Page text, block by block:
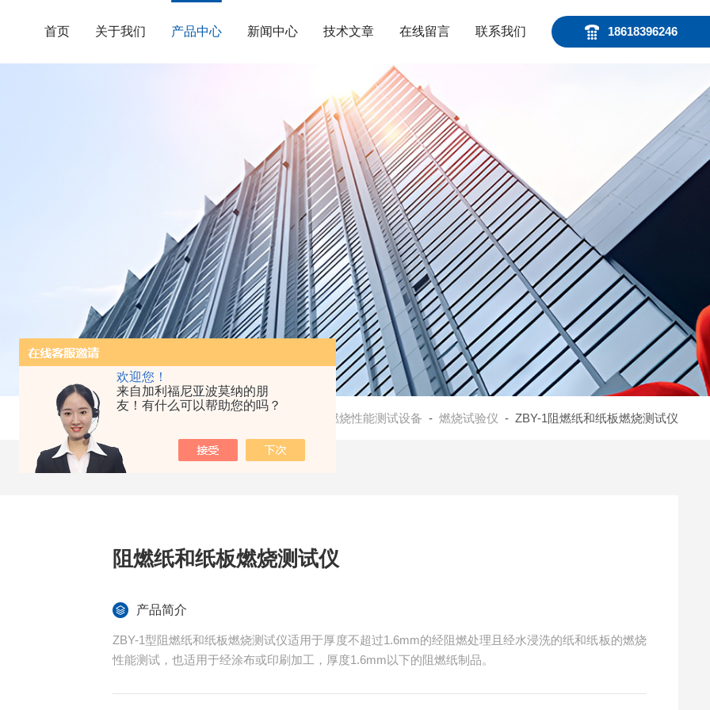
欢迎您！
来自加利福尼亚波莫纳的朋
友！有什么可以帮助您的吗？
18618396246
首页 关于我们 产品中心 新闻中心 技术文章 在线留言 联系我们
建材燃烧性能测试设备 - 燃烧试验仪 - ZBY-1阻燃纸和纸板燃烧测试仪
阻燃纸和纸板燃烧测试仪
产品简介
ZBY-1型阻燃纸和纸板燃烧测试仪适用于厚度不超过1.6mm的经阻燃处理且经水浸洗的纸和纸板的燃烧
性能测试，也适用于经涂布或印刷加工，厚度1.6mm以下的阻燃纸制品。